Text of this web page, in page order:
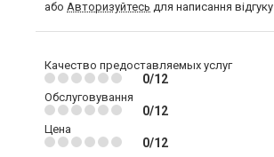
або Авторизуйтесь для написання відгуку
Качество предоставляемых услуг
0/12
Обслуговування
0/12
Цена
0/12